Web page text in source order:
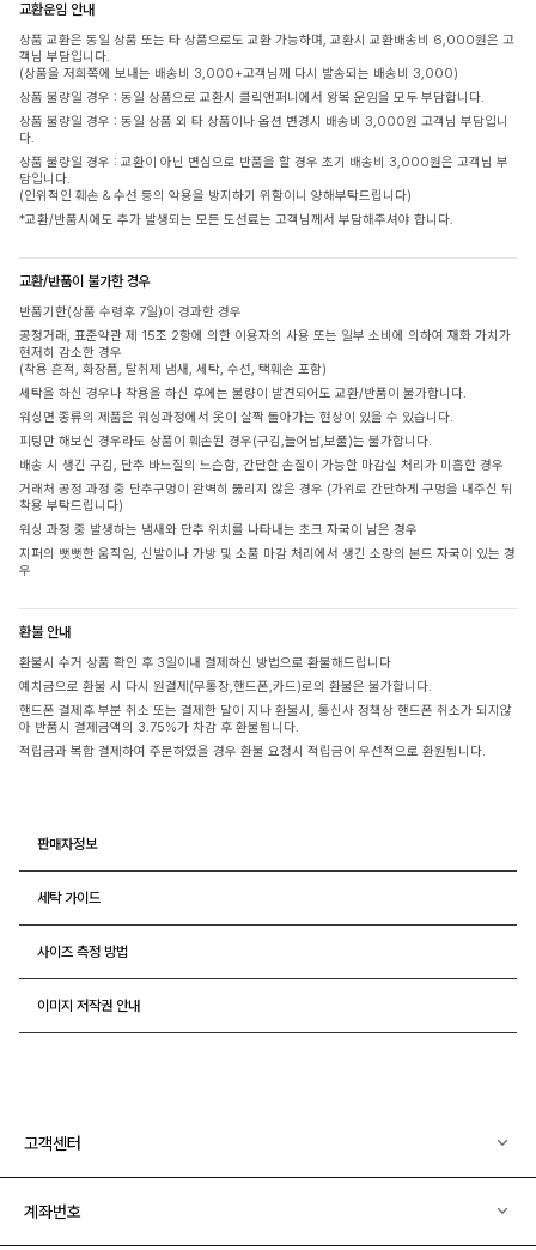
교환운임 안내
상품 교환은 동일 상품 또는 타 상품으로도 교환 가능하며, 교환시 교환배송비 6,000원은 고
객님 부담입니다.
(상품을 저희쪽에 보내는 배송비 3,000+고객님께 다시 발송되는 배송비 3,000)
상품 불량일 경우 : 동일 상품으로 교환시 클릭앤퍼니에서 왕복 운임을 모두 부담합니다.
상품 불량일 경우 : 동일 상품 외 타 상품이나 옵션 변경시 배송비 3,000원 고객님 부담입니
다.
상품 불량일 경우 : 교환이 아닌 변심으로 반품을 할 경우 초기 배송비 3,000원은 고객님 부
담입니다.
(인위적인 훼손 & 수선 등의 악용을 방지하기 위함이니 양해부탁드립니다)
*교환/반품시에도 추가 발생되는 모든 도선료는 고객님께서 부담해주셔야 합니다.
교환/반품이 불가한 경우
반품기한(상품 수령후 7일)이 경과한 경우
공정거래, 표준약관 제 15조 2항에 의한 이용자의 사용 또는 일부 소비에 의하여 재화 가치가
현저히 감소한 경우
(착용 흔적, 화장품, 탈취제 냄새, 세탁, 수선, 택훼손 포함)
세탁을 하신 경우나 착용을 하신 후에는 불량이 발견되어도 교환/반품이 불가합니다.
워싱면 종류의 제품은 워싱과정에서 옷이 살짝 돌아가는 현상이 있을 수 있습니다.
피팅만 해보신 경우라도 상품이 훼손된 경우(구김,늘어남,보풀)는 불가합니다.
배송 시 생긴 구김, 단추 바느질의 느슨함, 간단한 손질이 가능한 마감실 처리가 미흡한 경우
거래처 공정 과정 중 단추구멍이 완벽히 뚫리지 않은 경우 (가위로 간단하게 구멍을 내주신 뒤
착용 부탁드립니다)
워싱 과정 중 발생하는 냄새와 단추 위치를 나타내는 초크 자국이 남은 경우
지퍼의 뻣뻣한 움직임, 신발이나 가방 및 소품 마감 처리에서 생긴 소량의 본드 자국이 있는 경
우
환불 안내
환불시 수거 상품 확인 후 3일이내 결제하신 방법으로 환불해드립니다
예치금으로 환불 시 다시 원결제(무통장,핸드폰,카드)로의 환불은 불가합니다.
핸드폰 결제후 부분 취소 또는 결제한 달이 지나 환불시, 통신사 정책상 핸드폰 취소가 되지않
아 반품시 결제금액의 3.75%가 차감 후 환불됩니다.
적립금과 복합 결제하여 주문하였을 경우 환불 요청시 적립금이 우선적으로 환원됩니다.
판매자정보
세탁 가이드
사이즈 측정 방법
이미지 저작권 안내
고객센터
계좌번호